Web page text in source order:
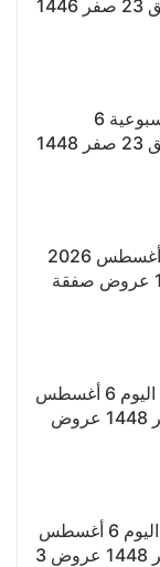
أغسطس 2026 الموافق 23 صفر 1446
عروض نستو الدمام الأسبوعية 6
أغسطس 2026 الموافق 23 صفر 1448
عروض الدكان اليوم 6 أغسطس 2026
الموافق 23 صفر 1448 عروض صفقة
عروض الثلاجة العالمية اليوم 6 أغسطس
2026 الموافق 23 صفر 1448 عروض
عروض أسواق الجزيرة اليوم 6 أغسطس
2026 الموافق 23 صفر 1448 عروض 3